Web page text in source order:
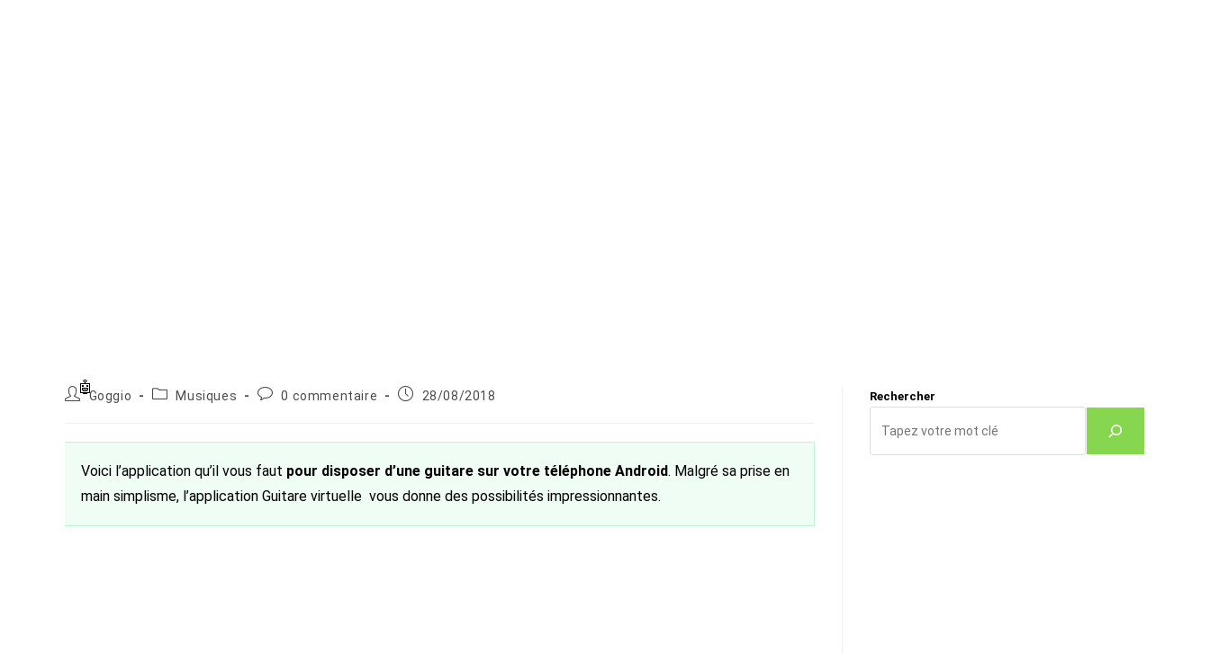
Auteur/autrice
publication :
Goggio
PostMusiques
Commentaires
publication :
0 commentaire
Publication
28/08/2018
Voici l’application qu’il vous faut pour disposer d’une guitare sur votre téléphone Android. Malgré sa prise en
main simplisme, l’application Guitare virtuelle vous donne des possibilités impressionnantes.
Rechercher